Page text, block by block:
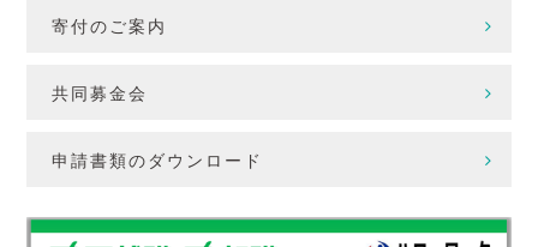
寄付のご案内
共同募金会
申請書類のダウンロード